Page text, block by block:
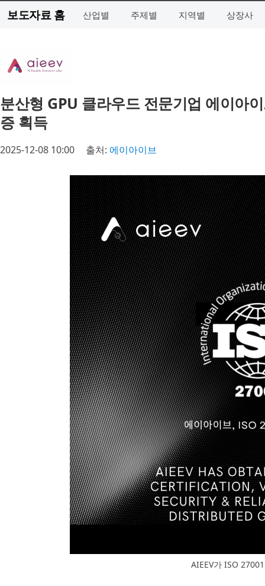
보도자료 홈 산업별 주제별 지역별 상장사
분산형 GPU 클라우드 전문기업 에이아
증 획득
2025-12-08 10:00 출처: 에이아이브
AIEEV가 ISO